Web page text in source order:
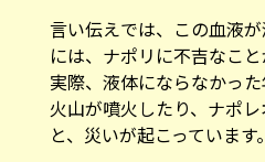
言い伝えでは、この血液
には、ナポリに不吉なこと
実際、液体にならなかっ
火山が噴火したり、ナポ
と、災いが起こっています。